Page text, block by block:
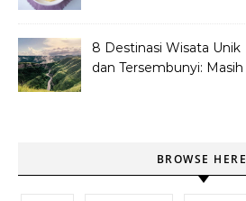
8 Destinasi Wisata Unik
dan Tersembunyi: Masih
BROWSE HERE